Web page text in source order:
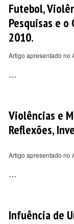
Futebol,
Pesquisas e o
2010.
Artigo apresentado no
...
Violências e
Reflexões,
Artigo apresentado no
...
Infuência de